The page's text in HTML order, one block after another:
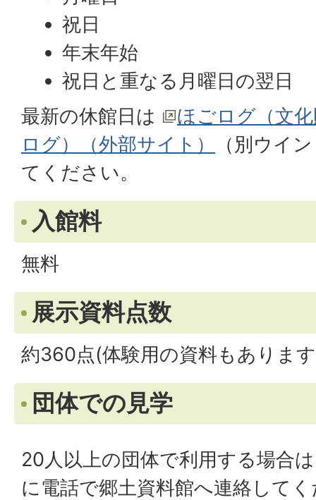
祝日
年末年始
祝日と重なる月曜日の翌日
最新の休館日は
ほごログ（文
ログ）（外部サイト）
（別ウイ
てください。
入館料
無料
展示資料点数
約360点(体験用の資料もありま
団体での見学
20人以上の団体で利用する場合
に電話で郷土資料館へ連絡して